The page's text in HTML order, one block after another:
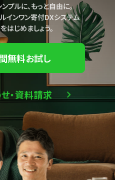
プルに、もっと自由に。
インワン寄付DXシステム
はじめましょう。
無料お試し
・資料請求